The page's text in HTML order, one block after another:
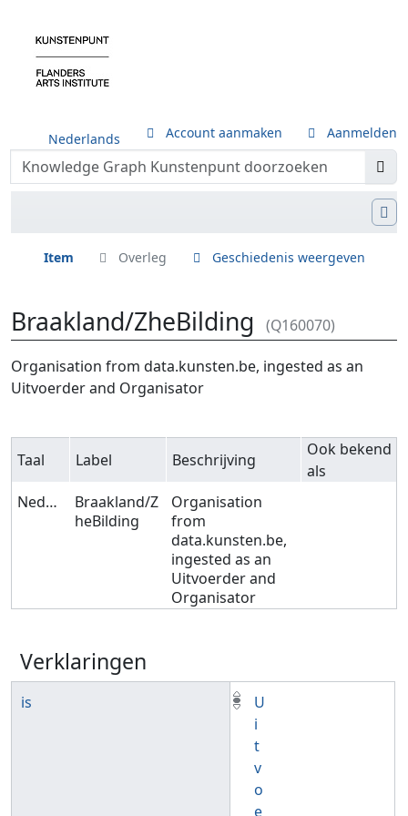
Nederlands Account aanmaken Aanmelden
Item Overleg Geschiedenis weergeven
Braakland/ZheBilding (Q160070)
Ga naar:navigatie,zoeken
Organisation from data.kunsten.be, ingested as an
Uitvoerder and Organisator
Taal Label Beschrijving
Ook bekend
als
Nederlands
Braakland/Z
heBilding
Organisation
from
data.kunsten.be,
ingested as an
Uitvoerder and
Organisator
Verklaringen
is
U
i
t
v
o
e